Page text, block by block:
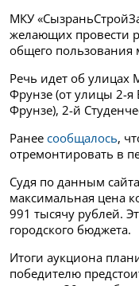
МКУ
желающих провести
общего пользования
Речь идет об улицах
Фрунзе (от улицы 2-
Фрунзе), 2-й
Ранее сообщалось,
отремонтировать в
Судя по данным
максимальная цена
991 тысячу рублей.
городского бюджета.
Итоги аукциона
победителю